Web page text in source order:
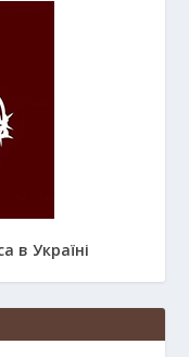
в Україні